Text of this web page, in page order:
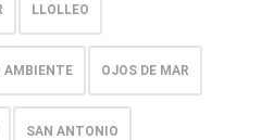
LLOLLEO
AMBIENTE OJOS DE MAR
SAN ANTONIO